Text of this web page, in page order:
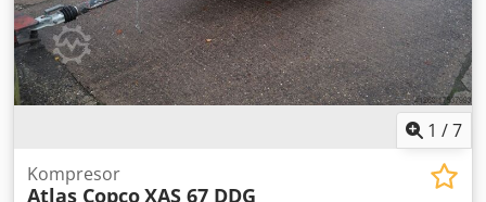
1 /7
Kompresor
Atlas CopcoXAS 67 DDG